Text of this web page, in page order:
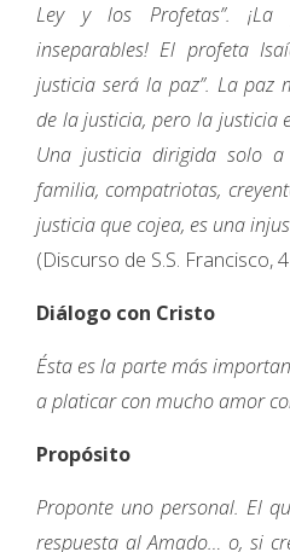
Ley y los Profetas”.
inseparables! El profeta
justicia será la paz”. La paz
de la justicia, pero la justicia
Una justicia dirigida solo
familia, compatriotas,
justicia que cojea, es una
(Discurso de S.S. Francisco,
Diálogo con Cristo
Ésta es la parte más
a platicar con mucho amor
Propósito
Proponte uno personal. El
respuesta al Amado… o, si